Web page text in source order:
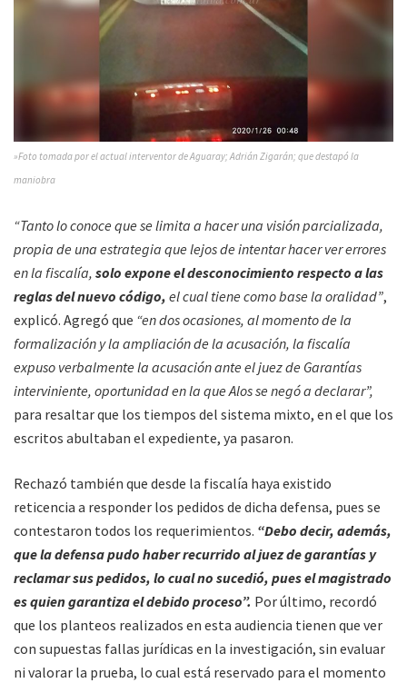
»Foto tomada por el actual interventor de Aguaray; Adrián Zigarán; que destapó la
maniobra
“Tanto lo conoce que se limita a hacer una visión parcializada,
propia de una estrategia que lejos de intentar hacer ver errores
en la fiscalía, solo expone el desconocimiento respecto a las
reglas del nuevo código, el cual tiene como base la oralidad”,
explicó. Agregó que “en dos ocasiones, al momento de la
formalización y la ampliación de la acusación, la fiscalía
expuso verbalmente la acusación ante el juez de Garantías
interviniente, oportunidad en la que Alos se negó a declarar”,
para resaltar que los tiempos del sistema mixto, en el que los
escritos abultaban el expediente, ya pasaron.
Rechazó también que desde la fiscalía haya existido
reticencia a responder los pedidos de dicha defensa, pues se
contestaron todos los requerimientos. “Debo decir, además,
que la defensa pudo haber recurrido al juez de garantías y
reclamar sus pedidos, lo cual no sucedió, pues el magistrado
es quien garantiza el debido proceso”. Por último, recordó
que los planteos realizados en esta audiencia tienen que ver
con supuestas fallas jurídicas en la investigación, sin evaluar
ni valorar la prueba, lo cual está reservado para el momento